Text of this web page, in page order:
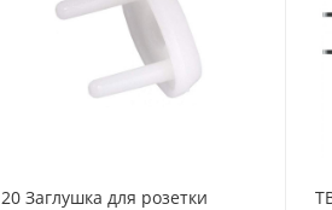
20 Заглушка для розетки